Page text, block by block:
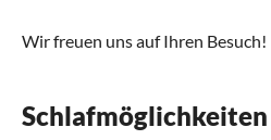
Wir freuen uns auf Ihren Besuch!
Schlafmöglichkeiten